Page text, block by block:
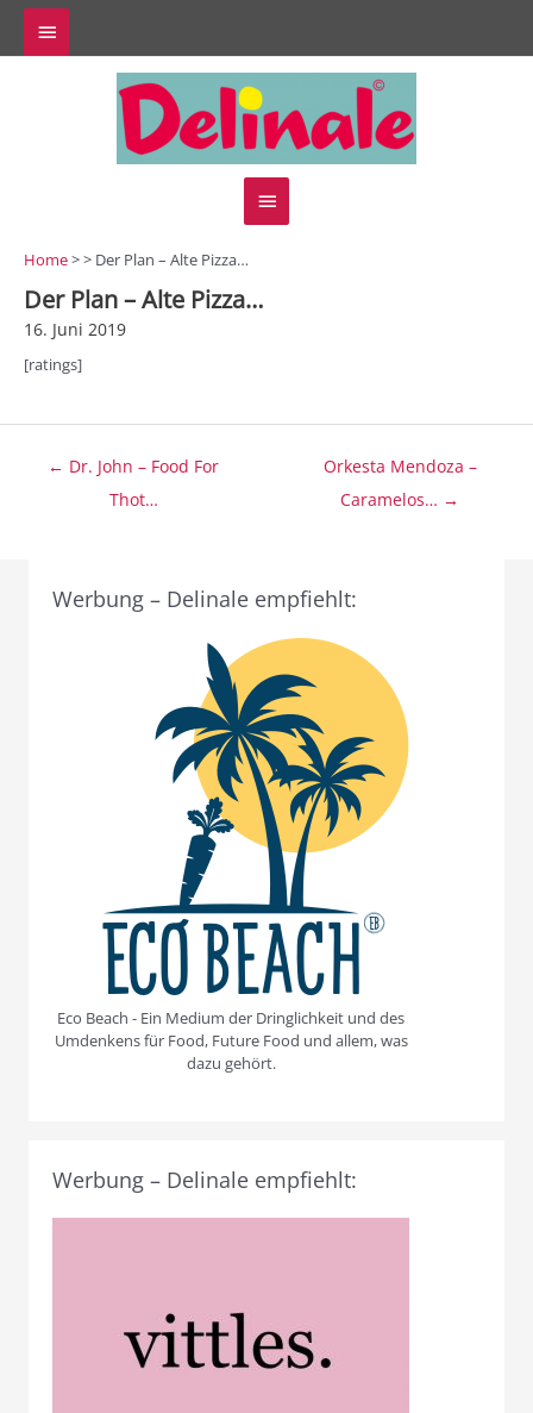
Zum
Inhalt
springen
Above
Hauptmenü
Home> > Der Plan – Alte Pizza…
Der Plan – Alte Pizza…
16. Juni 2019
[ratings]
Beitragsnavigation
← Dr. John – Food For
Thot…
Orkesta Mendoza –
Caramelos… →
Werbung – Delinale empfiehlt:
Eco Beach - Ein Medium der Dringlichkeit und des
Umdenkens für Food, Future Food und allem, was
dazu gehört.
Werbung – Delinale empfiehlt: